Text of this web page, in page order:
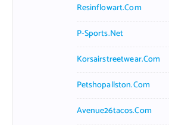
Resinflowart.com
P-Sports.net
Korsairstreetwear.com
Petshopallston.com
Avenue26tacos.com